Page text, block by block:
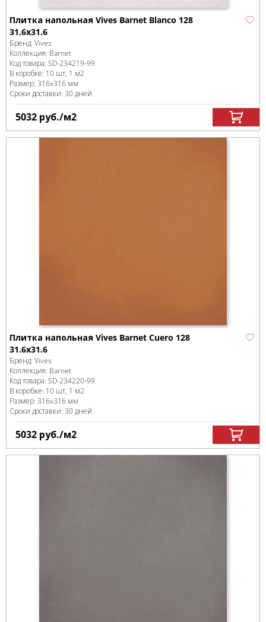
Плитка напольная Vives Barnet Blanco 128
31.6x31.6
Бренд: Vives
Коллекция: Barnet
Код товара: SD-234219-99
В коробке: 10 шт, 1 м2
Размер: 316x316 мм
Сроки доставки: 30 дней
5032 руб./м2
Плитка напольная Vives Barnet Cuero 128
31.6x31.6
Бренд: Vives
Коллекция: Barnet
Код товара: SD-234220-99
В коробке: 10 шт, 1 м2
Размер: 316x316 мм
Сроки доставки: 30 дней
5032 руб./м2